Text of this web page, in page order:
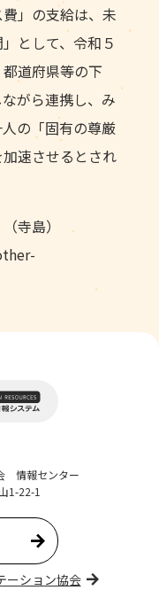
」の支給は、未
として、令和５
道府県等の下
がら連携し、み
の「固有の尊厳
速させるとされ
寺島）
情報センター
1-22-1
ーション協会